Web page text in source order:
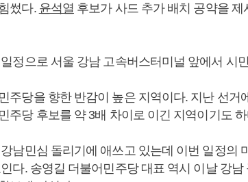
썼다. 윤석열 후보가 사드 추가 배치 공약을 제
정으로 서울 강남 고속버스터미널 앞에서 시
주당을 향한 반감이 높은 지역이다. 지난 선거
주당 후보를 약 3배 차이로 이긴 지역이기도
남민심 돌리기에 애쓰고 있는데 이번 일정의
다. 송영길 더불어민주당 대표 역시 이날 강